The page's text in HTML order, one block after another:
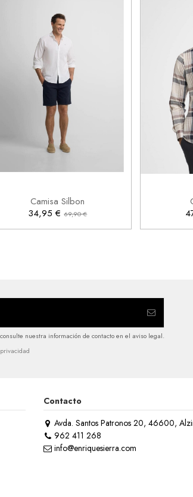
Camisa Silbon
34,95 €69,90 €
Añadir al carrito
nuestra información de contacto en el aviso legal.
Contacto
Avda. Santos Patronos 20, 46600,
962 411 268
info@enriquesierra.com